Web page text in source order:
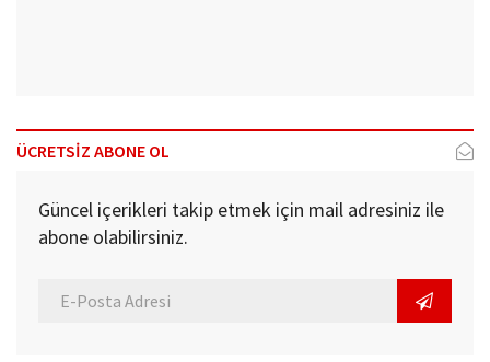
ÜCRETSİZ ABONE OL
Güncel içerikleri takip etmek için mail adresiniz ile
abone olabilirsiniz.